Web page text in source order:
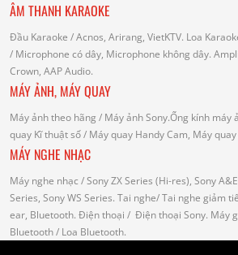
ÂM THANH KARAOKE
Đầu Karaoke / Acnos, Arirang, VietKTV. Loa
/ Microphone có dây, Microphone không dây.
Crown, AAP Audio.
MÁY ẢNH, MÁY QUAY
Máy ảnh theo hãng / Máy ảnh Sony.Ống kính máy
quay Kĩ thuật số/ Máy quay Handy Cam, Máy
MÁY NGHE NHẠC
Máy nghe nhạc / Sony ZX Series (Hi-res), Sony
Series, Sony WS Series. Tai nghe/ Tai nghe giảm
ear, Bluetooth. Điện thoại / Điện thoại Sony. Máy
Bluetooth/ Loa Bluetooth.